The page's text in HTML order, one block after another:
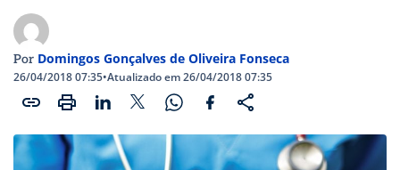
Por Domingos Gonçalves de Oliveira Fonseca
26/04/2018 07:35•Atualizado em 26/04/2018 07:35